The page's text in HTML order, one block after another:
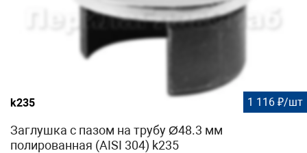
k235 1 116 ₽/шт
Заглушка с пазом на трубу Ø48.3 мм
полированная (AISI 304) k235